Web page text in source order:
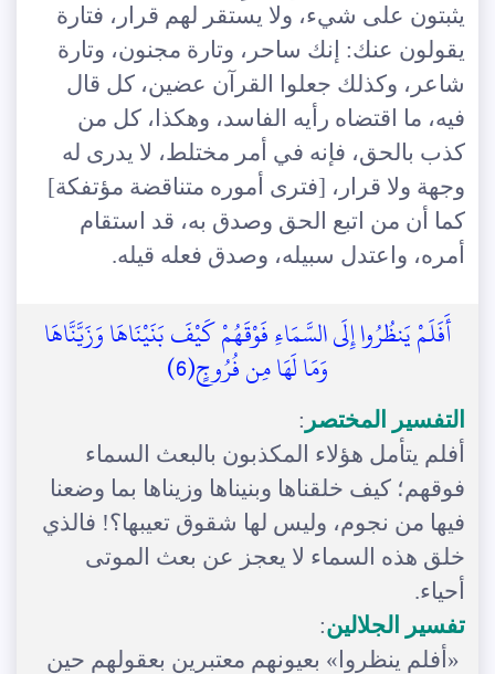
يثبتون على شيء، ولا يستقر لهم قرار، فتارة
يقولون عنك: إنك ساحر، وتارة مجنون، وتارة
شاعر، وكذلك جعلوا القرآن عضين، كل قال
فيه، ما اقتضاه رأيه الفاسد، وهكذا، كل من
كذب بالحق، فإنه في أمر مختلط، لا يدرى له
وجهة ولا قرار، [فترى أموره متناقضة مؤتفكة]
كما أن من اتبع الحق وصدق به، قد استقام
أمره، واعتدل سبيله، وصدق فعله قيله.
أَفَلَمْ يَنظُرُوا إِلَى السَّمَاءِ فَوْقَهُمْ كَيْفَ بَنَيْنَاهَا وَزَيَّنَّاهَا
وَمَا لَهَا مِن فُرُوجٍ(6)
التفسير المختصر :
أفلم يتأمل هؤلاء المكذبون بالبعث السماء
فوقهم؛ كيف خلقناها وبنيناها وزيناها بما وضعنا
فيها من نجوم، وليس لها شقوق تعيبها؟! فالذي
خلق هذه السماء لا يعجز عن بعث الموتى
أحياء.
تفسير الجلالين:
«أفلم ينظروا» بعيونهم معتبرين بعقولهم حين